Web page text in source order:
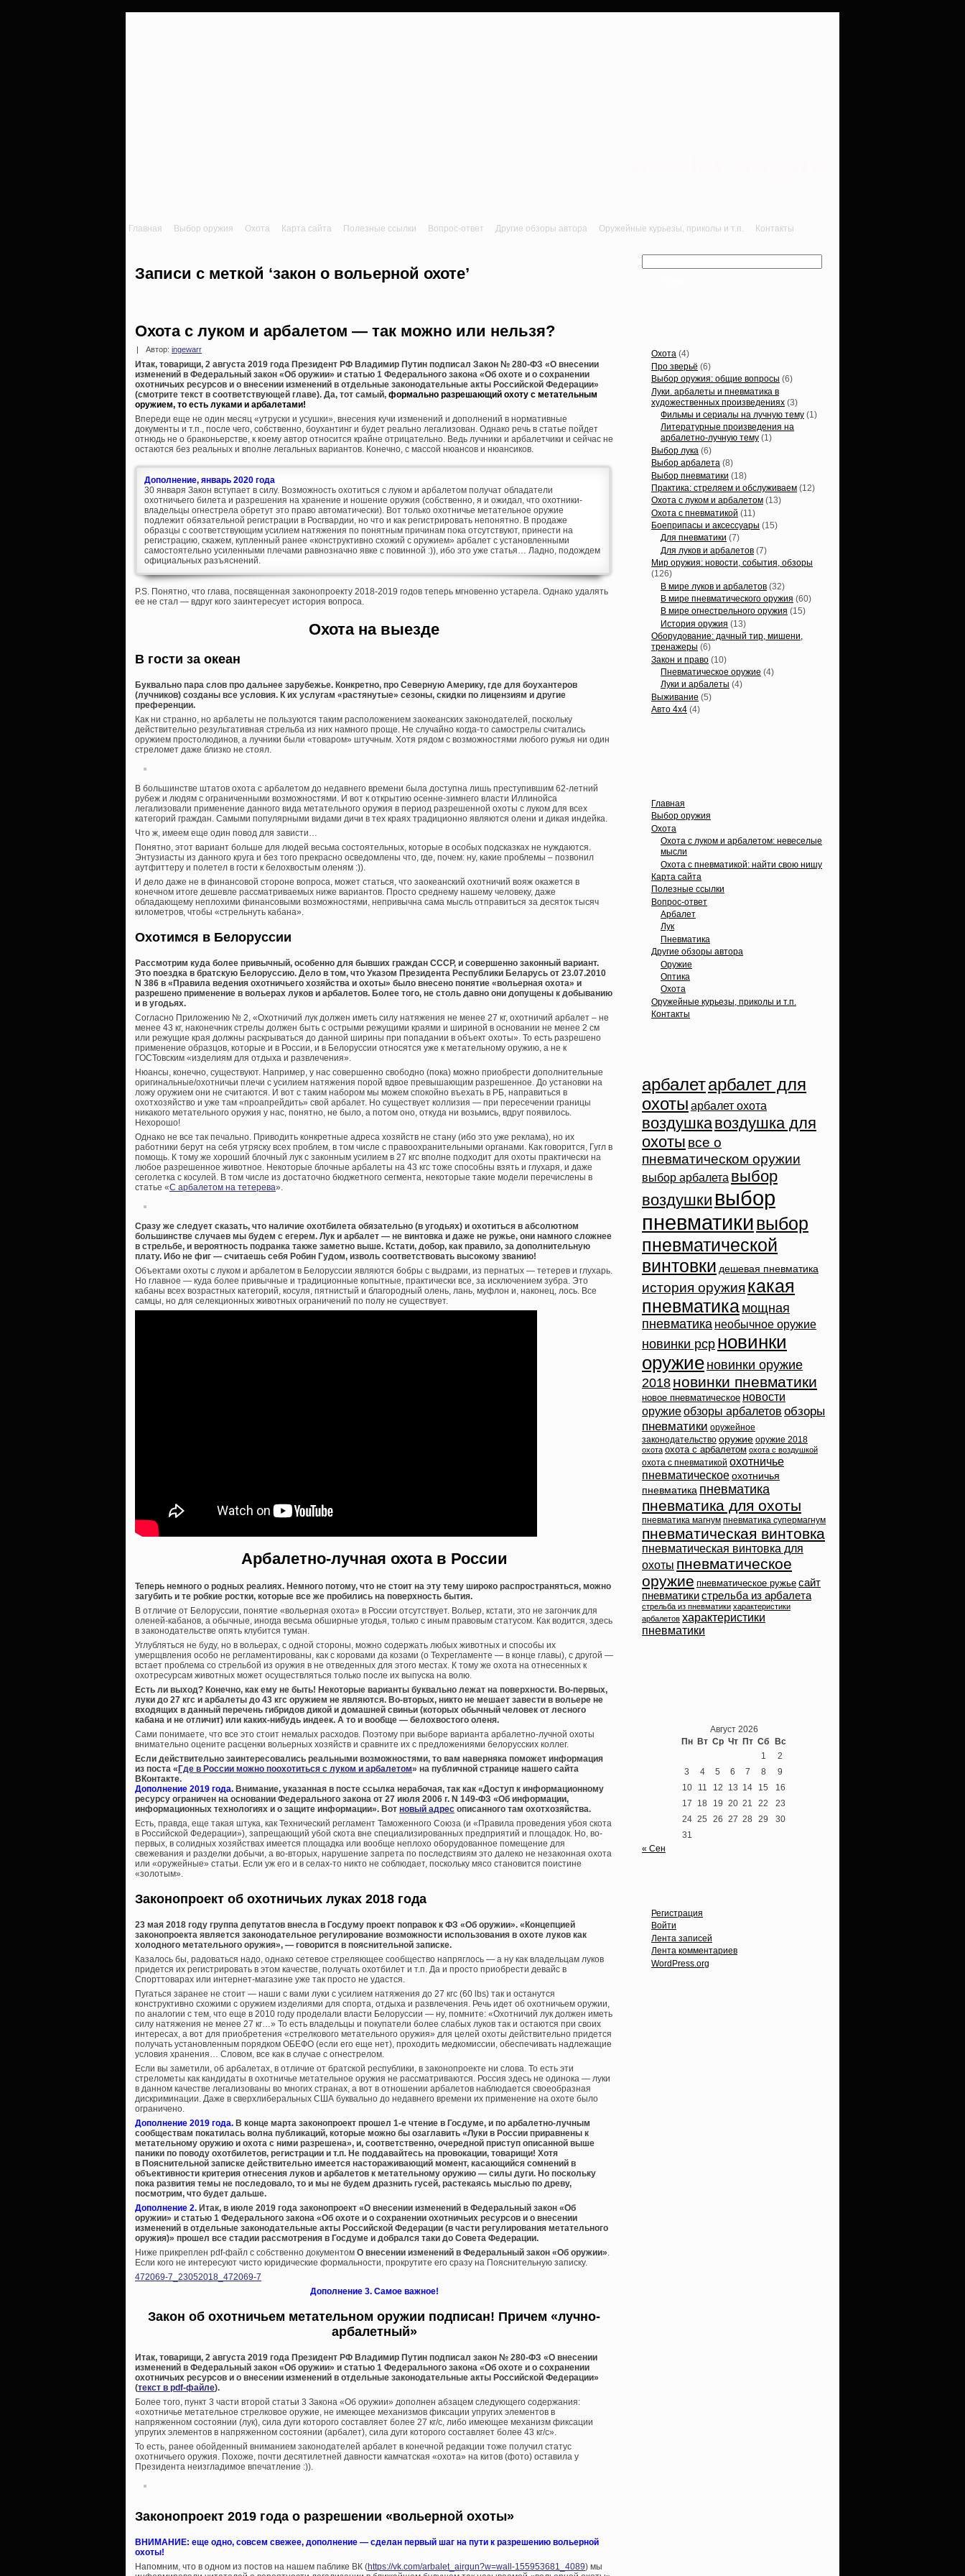
Главная Выбор оружия Охота Карта сайта Полезные ссылки Вопрос-ответ Другие обзоры автора Оружейные курьезы, приколы и т.п. Контакты
Записи с меткой ‘закон о вольерной охоте’
Охота с луком и арбалетом — так можно или нельзя?
Автор: ingewarr
Итак, товарищи, 2 августа 2019 года Президент РФ Владимир Путин подписал Закон № 280-ФЗ «О внесении
изменений в Федеральный закон «Об оружии» и статью 1 Федерального закона «Об охоте и о сохранении
охотничьих ресурсов и о внесении изменений в отдельные законодательные акты Российской Федерации»
(смотрите текст в соответствующей главе). Да, тот самый, формально разрешающий охоту с метательным
оружием, то есть луками и арбалетами!
Впереди еще не один месяц «утруски и усушки», внесения кучи изменений и дополнений в нормативные
документы и т.п., после чего, собственно, боухантинг и будет реально легализован. Однако речь в статье пойдет
отнюдь не о браконьерстве, к коему автор относится крайне отрицательно. Ведь лучники и арбалетчики и сейчас не
остаются без реальных и вполне легальных вариантов. Конечно, с массой нюансов и нюансиков.
Дополнение, январь 2020 года
30 января Закон вступает в силу. Возможность охотиться с луком и арбалетом получат обладатели
охотничьего билета и разрешения на хранение и ношение оружия (собственно, я и ожидал, что охотники-
владельцы огнестрела обретут это право автоматически). Вот только охотничье метательное оружие
подлежит обязательной регистрации в Росгвардии, но что и как регистрировать непонятно. В продаже
образцы с соответствующим усилием натяжения по понятным причинам пока отсутствуют, принести на
регистрацию, скажем, купленный ранее «конструктивно схожий с оружием» арбалет с установленными
самостоятельно усиленными плечами равнозначно явке с повинной :)), ибо это уже статья… Ладно, подождем
официальных разъяснений.
P.S. Понятно, что глава, посвященная законопроекту 2018-2019 годов теперь мгновенно устарела. Однако удалять
ее не стал — вдруг кого заинтересует история вопроса.
Охота на выезде
В гости за океан
Буквально пара слов про дальнее зарубежье. Конкретно, про Северную Америку, где для боухантеров
(лучников) созданы все условия. К их услугам «растянутые» сезоны, скидки по лицензиям и другие
преференции.
Как ни странно, но арбалеты не пользуются таким расположением заокеанских законодателей, поскольку
действительно результативная стрельба из них намного проще. Не случайно когда-то самострелы считались
оружием простолюдинов, а лучники были «товаром» штучным. Хотя рядом с возможностями любого ружья ни один
стреломет даже близко не стоял.
В большинстве штатов охота с арбалетом до недавнего времени была доступна лишь преступившим 62-летний
рубеж и людям с ограниченными возможностями. И вот к открытию осенне-зимнего власти Иллинойса
легализовали применение данного вида метательного оружия в период разрешенной охоты с луком для всех
категорий граждан. Самыми популярными видами дичи в тех краях традиционно являются олени и дикая индейка.
Что ж, имеем еще один повод для зависти…
Понятно, этот вариант больше для людей весьма состоятельных, которые в особых подсказках не нуждаются.
Энтузиасты из данного круга и без того прекрасно осведомлены что, где, почем: ну, какие проблемы – позвонил
аутфиттеру и полетел в гости к белохвостым оленям :)).
И дело даже не в финансовой стороне вопроса, может статься, что заокеанский охотничий вояж окажется в
конечном итоге дешевле рассматриваемых ниже вариантов. Просто среднему нашему человеку, даже
обладающему неплохими финансовыми возможностями, непривычна сама мысль отправиться за десяток тысяч
километров, чтобы «стрельнуть кабана».
Охотимся в Белоруссии
Рассмотрим куда более привычный, особенно для бывших граждан СССР, и совершенно законный вариант.
Это поездка в братскую Белоруссию. Дело в том, что Указом Президента Республики Беларусь от 23.07.2010
N 386 в «Правила ведения охотничьего хозяйства и охоты» было внесено понятие «вольерная охота» и
разрешено применение в вольерах луков и арбалетов. Более того, не столь давно они допущены к добыванию
и в угодьях.
Согласно Приложению № 2, «Охотничий лук должен иметь силу натяжения не менее 27 кг, охотничий арбалет – не
менее 43 кг, наконечник стрелы должен быть с острыми режущими краями и шириной в основании не менее 2 см
или режущие края должны раскрываться до данной ширины при попадании в объект охоты». То есть разрешено
применение образцов, которые и в России, и в Белоруссии относятся уже к метательному оружию, а не к
ГОСТовским «изделиям для отдыха и развлечения».
Нюансы, конечно, существуют. Например, у нас совершенно свободно (пока) можно приобрести дополнительные
оригинальные/охотничьи плечи с усилием натяжения порой вдвое превышающим разрешенное. До установки на
ложу оружием они не считаются. И вот с таким набором мы можем спокойно въехать в РБ, направиться в
охотхозяйство и уже там «проапрейдить» свой арбалет. Но существует коллизия — при пересечении границы
никакого метательного оружия у нас, понятно, не было, а потом оно, откуда ни возьмись, вдруг появилось.
Нехорошо!
Однако не все так печально. Приводить конкретные адреса хозяйств не стану (ибо это уже реклама), но их
работники берут на себя утряску всех проблем, в том числе с правоохранительными органами. Как говорится, Гугл в
помощь. К тому же хороший блочный лук с законным усилием в 27 кгс вполне подходит для охоты практически на
любое разрешенное животное. Некоторые блочные арбалеты на 43 кгс тоже способны взять и глухаря, и даже
сеголетка с косулей. В том числе из достаточно бюджетного сегмента, некоторые такие модели перечислены в
статье «С арбалетом на тетерева».
Сразу же следует сказать, что наличие охотбилета обязательно (в угодьях) и охотиться в абсолютном
большинстве случаев мы будем с егерем. Лук и арбалет — не винтовка и даже не ружье, они намного сложнее
в стрельбе, и вероятность подранка также заметно выше. Кстати, добор, как правило, за дополнительную
плату. Ибо не фиг — считаешь себя Робин Гудом, изволь соответствовать высокому званию!
Объектами охоты с луком и арбалетом в Белоруссии являются бобры с выдрами, из пернатых — тетерев и глухарь.
Но главное — куда более привычные и традиционные копытные, практически все, за исключением зубра. Это
кабаны всех возрастных категорий, косуля, пятнистый и благородный олень, лань, муфлон и, наконец, лось. Все
самцы, но для селекционных животных ограничений по полу не существует.
Арбалетно-лучная охота в России
Теперь немного о родных реалиях. Немного потому, что не стоит на эту тему широко распространяться, можно
загубить и те робкие ростки, которые все же пробились на поверхность бытия.
В отличие от Белоруссии, понятие «вольерная охота» в России отсутствует. Вольер, кстати, это не загончик для
оленей-кабанов, а обычные, иногда весьма обширные угодья, только с иным правовым статусом. Как водится, здесь
в законодательстве опять клубится туман.
Углубляться не буду, но в вольерах, с одной стороны, можно содержать любых животных и способы их
умерщвления особо не регламентированы, как с коровами да козами (о Техрегламенте — в конце главы), с другой —
встает проблема со стрельбой из оружия в не отведенных для этого местах. К тому же охота на отнесенных к
охотресурсам животных может осуществляться только после их выпуска на волю.
Есть ли выход? Конечно, как ему не быть! Некоторые варианты буквально лежат на поверхности. Во-первых,
луки до 27 кгс и арбалеты до 43 кгс оружием не являются. Во-вторых, никто не мешает завести в вольере не
входящих в данный перечень гибридов дикой и домашней свиньи (которых обычный человек от лесного
кабана и не отличит) или каких-нибудь индеек. А то и вообще — белохвостого оленя.
Сами понимаете, что все это стоит немалых расходов. Поэтому при выборе варианта арбалетно-лучной охоты
внимательно оцените расценки вольерных хозяйств и сравните их с предложениями белорусских коллег.
Если действительно заинтересовались реальными возможностями, то вам наверняка поможет информация
из поста « Где в России можно поохотиться с луком и арбалетом» на публичной странице нашего сайта
ВКонтакте.
Дополнение 2019 года. Внимание, указанная в посте ссылка нерабочая, так как «Доступ к информационному
ресурсу ограничен на основании Федерального закона от 27 июля 2006 г. N 149-ФЗ «Об информации,
информационных технологиях и о защите информации». Вот новый адрес описанного там охотхозяйства.
Есть, правда, еще такая штука, как Технический регламент Таможенного Союза (и «Правила проведения убоя скота
в Российской Федерации»), запрещающий убой скота вне специализированных предприятий и площадок. Но, во-
первых, в солидных хозяйствах имеется площадка или вообще неплохо оборудованное помещение для
свежевания и разделки добычи, а во-вторых, нарушение запрета по последствиям это далеко не незаконная охота
или «оружейные» статьи. Если уж его и в селах-то никто не соблюдает, поскольку мясо становится поистине
«золотым».
Законопроект об охотничьих луках 2018 года
23 мая 2018 году группа депутатов внесла в Госдуму проект поправок к ФЗ «Об оружии». «Концепцией
законопроекта является законодательное регулирование возможности использования в охоте луков как
холодного метательного оружия», — говорится в пояснительной записке.
Казалось бы, радоваться надо, однако сетевое стреляющее сообщество напряглось — а ну как владельцам луков
придется их регистрировать в этом качестве, получать охотбилет и т.п. Да и просто приобрести девайс в
Спорттоварах или интернет-магазине уже так просто не удастся.
Пугаться заранее не стоит — наши с вами луки с усилием натяжения до 27 кгс (60 lbs) так и останутся
конструктивно схожими с оружием изделиями для спорта, отдыха и развлечения. Речь идет об охотничьем оружии,
по аналогии с тем, что еще в 2010 году проделали власти Белоруссии — ну, помните: «Охотничий лук должен иметь
силу натяжения не менее 27 кг…» То есть владельцы и покупатели более слабых луков так и остаются при своих
интересах, а вот для приобретения «стрелкового метательного оружия» для целей охоты действительно придется
получать установленным порядком ОБЕФО (если его еще нет), проходить медкомиссии, обеспечивать надлежащие
условия хранения… Словом, все как в случае с огнестрелом.
Если вы заметили, об арбалетах, в отличие от братской республики, в законопроекте ни слова. То есть эти
стрелометы как кандидаты в охотничье метательное оружия не рассматриваются. Россия здесь не одинока — луки
в данном качестве легализованы во многих странах, а вот в отношении арбалетов наблюдается своеобразная
дискриминации. Даже в сверхлиберальных США буквально до недавнего времени их применение на охоте было
ограничено.
Дополнение 2019 года. В конце марта законопроект прошел 1-е чтение в Госдуме, и по арбалетно-лучным
сообществам покатилась волна публикаций, которые можно бы озаглавить «Луки в России приравнены к
метательному оружию и охота с ними разрешена», и, соответственно, очередной приступ описанной выше
паники по поводу охотбилетов, регистрации и т.п. Не поддавайтесь на провокации, товарищи! Хотя
в Пояснительной записке действительно имеется настораживающий момент, касающийся сомнений в
объективности критерия отнесения луков и арбалетов к метательному оружию — силы дуги. Но поскольку
пока развития темы не последовало, то и мы не будем дразнить гусей, растекаясь мыслью по древу,
посмотрим, что будет дальше.
Дополнение 2. Итак, в июле 2019 года законопроект «О внесении изменений в Федеральный закон «Об
оружии» и статью 1 Федерального закона «Об охоте и о сохранении охотничьих ресурсов и о внесении
изменений в отдельные законодательные акты Российской Федерации (в части регулирования метательного
оружия)» прошел все стадии рассмотрения в Госдуме и добрался таки до Совета Федерации.
Ниже прикреплен pdf-файл с собственно документом О внесении изменений в Федеральный закон «Об оружии».
Если кого не интересуют чисто юридические формальности, прокрутите его сразу на Пояснительную записку.
472069-7_23052018_472069-7
Дополнение 3. Самое важное!
Закон об охотничьем метательном оружии подписан! Причем «лучно-
арбалетный»
Итак, товарищи, 2 августа 2019 года Президент РФ Владимир Путин подписал закон № 280-ФЗ «О внесении
изменений в Федеральный закон «Об оружии» и статью 1 Федерального закона «Об охоте и о сохранении
охотничьих ресурсов и о внесении изменений в отдельные законодательные акты Российской Федерации»
(текст в pdf-файле).
Более того, пункт 3 части второй статьи 3 Закона «Об оружии» дополнен абзацем следующего содержания:
«охотничье метательное стрелковое оружие, не имеющее механизмов фиксации упругих элементов в
напряженном состоянии (лук), сила дуги которого составляет более 27 кг/с, либо имеющее механизм фиксации
упругих элементов в напряженном состоянии (арбалет), сила дуги которого составляет более 43 кг/с».
То есть, ранее обойденный вниманием законодателей арбалет в конечной редакции тоже получил статус
охотничьего оружия. Похоже, почти десятилетней давности камчатская «охота» на китов (фото) оставила у
Президента неизгладимое впечатление :)).
Законопроект 2019 года о разрешении «вольерной охоты»
ВНИМАНИЕ: еще одно, совсем свежее, дополнение — сделан первый шаг на пути к разрешению вольерной
охоты!
Напомним, что в одном из постов на нашем паблике ВК (https://vk.com/arbalet_airgun?w=wall-155953681_4089) мы
Охота (4)
Про зверьё (6)
Выбор оружия: общие вопросы (6)
Луки. арбалеты и пневматика в
художественных произведениях (3)
Фильмы и сериалы на лучную тему (1)
Литературные произведения на
арбалетно-лучную тему (1)
Выбор лука (6)
Выбор арбалета (8)
Выбор пневматики (18)
Практика: стреляем и обслуживаем (12)
Охота с луком и арбалетом (13)
Охота с пневматикой (11)
Боеприпасы и аксессуары (15)
Для пневматики (7)
Для луков и арбалетов (7)
Мир оружия: новости, события, обзоры
(126)
В мире луков и арбалетов (32)
В мире пневматического оружия (60)
В мире огнестрельного оружия (15)
История оружия (13)
Оборудование: дачный тир, мишени,
тренажеры (6)
Закон и право (10)
Пневматическое оружие (4)
Луки и арбалеты (4)
Выживание (5)
Авто 4х4 (4)
Главная
Выбор оружия
Охота
Охота с луком и арбалетом: невеселые
мысли
Охота с пневматикой: найти свою нишу
Карта сайта
Полезные ссылки
Вопрос-ответ
Арбалет
Лук
Пневматика
Другие обзоры автора
Оружие
Оптика
Охота
Оружейные курьезы, приколы и т.п.
Контакты
арбалетарбалет для
охоты арбалет охота
воздушкавоздушка для
охоты все о
пневматическом оружии
выбор арбалета выбор
воздушки выбор
пневматикивыбор
пневматической
винтовки дешевая пневматика
история оружия какая
пневматика мощная
пневматика необычное оружие
новинки pcp новинки
оружие новинки оружие
2018 новинки пневматики
новое пневматическое новости
оружиеобзоры арбалетов обзоры
пневматики оружейное
законодательство оружие оружие 2018
охота охота с арбалетом охота с воздушкой
охота с пневматикой охотничье
пневматическое охотничья
пневматика пневматика
пневматика для охоты
пневматика магнум пневматика супермагнум
пневматическая винтовка
пневматическая винтовка для
охоты пневматическое
оружие пневматическое ружье сайт
пневматикистрельба из арбалета
стрельба из пневматики характеристики
арбалетов характеристики
пневматики
Август 2026
Пн Вт Ср Чт Пт Сб Вс
1
2
3
4 5 6 7 8
9
10
11 12 13 14 15
16
17
18 19 20 21 22
23
24 25 26 27 28 29
30
31
« Сен
Регистрация
Войти
Лента записей
Лента комментариев
WordPress.org